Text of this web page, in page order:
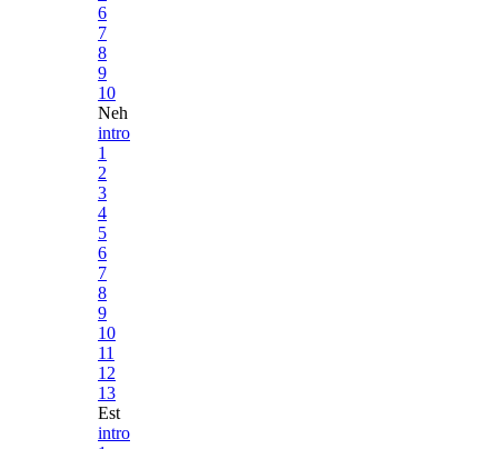
6
7
8
9
10
Neh
intro
1
2
3
4
5
6
7
8
9
10
11
12
13
Est
intro